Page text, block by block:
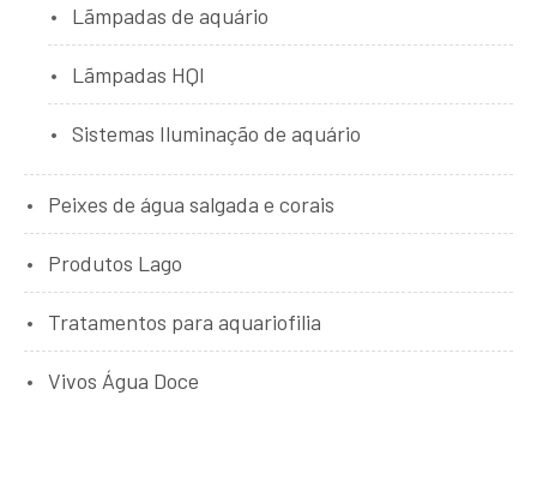
Lãmpadas de aquário
Lãmpadas HQI
Sistemas Iluminação de aquário
Peixes de água salgada e corais
Produtos Lago
Tratamentos para aquariofilia
Vivos Água Doce